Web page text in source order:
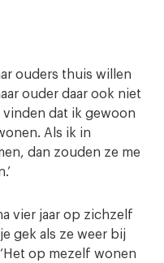
ouders thuis willen
ouder daar ook niet
dat ik gewoon
Als ik in
dan zouden ze me
vier jaar op zichzelf
gek als ze weer bij
op mezelf wonen